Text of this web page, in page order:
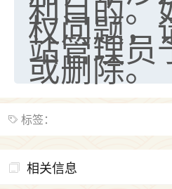
权问题，
站管理员
或删除。
标签：
相关信息